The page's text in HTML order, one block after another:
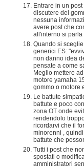
Entrare in un
discutere del
nessuna
avere post che
all'interno si parla
Quando si
generici ES:
non danno idea
pensate a come
Meglio mettere
motore yamaha
gommo o motore
Le battute
battute e poco
zona OT onde
rendendolo
ricordarvi che il
minorenni ,
battute che
Tutti i post che
spostati o
amministratori